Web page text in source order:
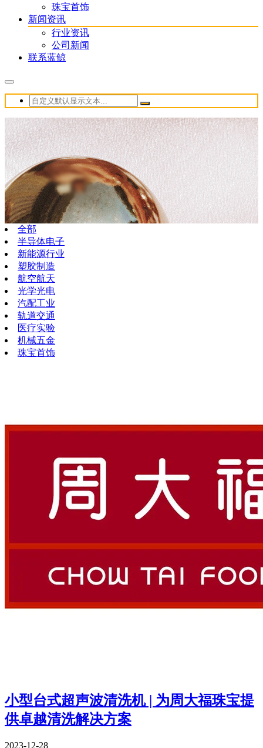
珠宝首饰
新闻资讯
行业资讯
公司新闻
联系蓝鲸
全部
半导体电子
新能源行业
塑胶制造
航空航天
光学光电
汽配工业
轨道交通
医疗实验
机械五金
珠宝首饰
小型台式超声波清洗机 | 为周大福珠宝提
供卓越清洗解决方案
2023-12-28